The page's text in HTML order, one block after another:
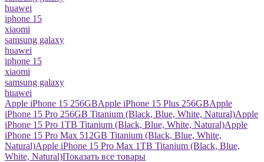
huawei
iphone 15
xiaomi
samsung galaxy
huawei
iphone 15
xiaomi
samsung galaxy
huawei
Apple iPhone 15 256GBApple iPhone 15 Plus 256GBApple
iPhone 15 Pro 256GB Titanium (Black, Blue, White, Natural)Apple
iPhone 15 Pro 1TB Titanium (Black, Blue, White, Natural)Apple
iPhone 15 Pro Max 512GB Titanium (Black, Blue, White,
Natural)Apple iPhone 15 Pro Max 1TB Titanium (Black, Blue,
White, Natural)Показать все товары